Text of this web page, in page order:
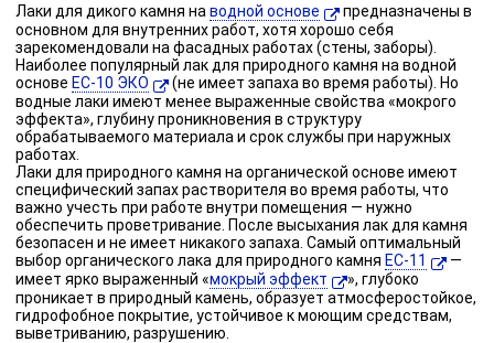
Лаки для дикого камня на водной основе
предназначены в
основном для внутренних работ, хотя хорошо себя
зарекомендовали на фасадных работах (стены, заборы).
Наиболее популярный лак для природного камня на водной
основе ЕС-10 ЭКО
(не имеет запаха во время работы). Но
водные лаки имеют менее выраженные свойства «мокрого
эффекта», глубину проникновения в структуру
обрабатываемого материала и срок службы при наружных
работах.
Лаки для природного камня на органической основе имеют
специфический запах растворителя во время работы, что
важно учесть при работе внутри помещения — нужно
обеспечить проветривание. После высыхания лак для камня
безопасен и не имеет никакого запаха. Самый оптимальный
выбор органического лака для природного камня ЕС-11
—
имеет ярко выраженный «мокрый эффект
», глубоко
проникает в природный камень, образует атмосферостойкое,
гидрофобное покрытие, устойчивое к моющим средствам,
выветриванию, разрушению.